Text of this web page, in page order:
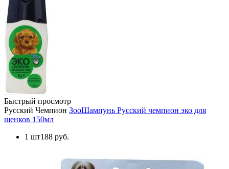
Быстрый просмотр
Русский Чемпион ЗооШампунь Русский чемпион эко для
щенков 150мл
1 шт188 руб.